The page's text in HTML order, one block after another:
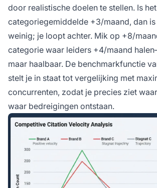
door realistische doelen te stellen. Is het
categoriegemiddelde +3/maand, dan is
weinig; je loopt achter. Mik op +8/
categorie waar leiders +4/maand
maar haalbaar. De benchmarkfunctie
stelt je in staat tot vergelijking met
concurrenten, zodat je precies ziet
waar bedreigingen ontstaan.